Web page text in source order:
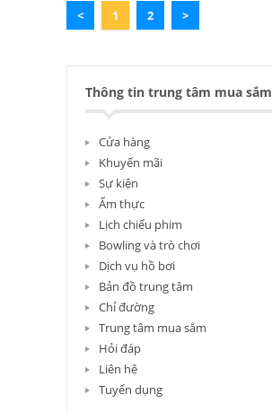
< 1 2 >
Thông tin trung tâm mua sắm
Cửa hàng
Khuyến mãi
Sự kiện
Ẩm thực
Lịch chiếu phim
Bowling và trò chơi
Dịch vụ hồ bơi
Bản đồ trung tâm
Chỉ đường
Trung tâm mua sắm
Hỏi đáp
Liên hệ
Tuyển dụng